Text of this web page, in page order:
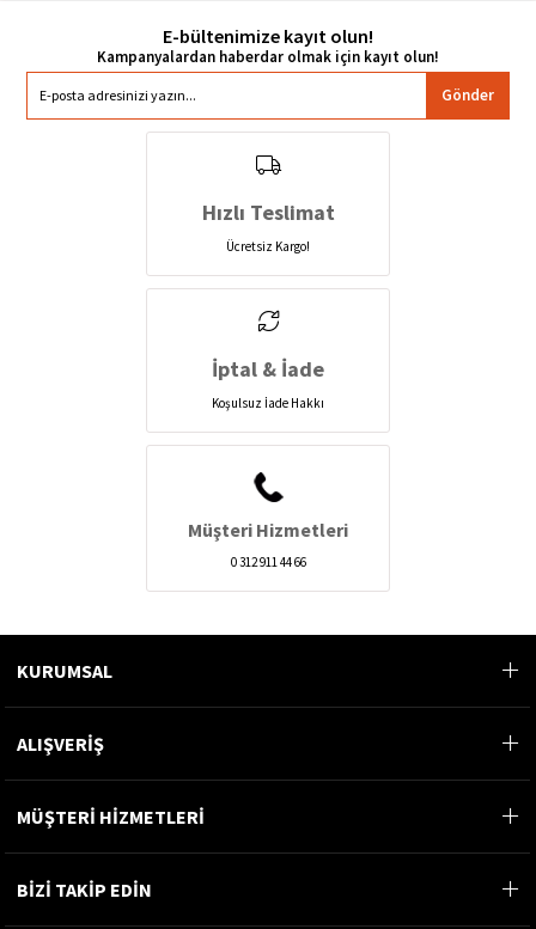
E-bültenimize kayıt olun!
Gönder
Hızlı Teslimat
Ücretsiz Kargo!
İptal & İade
Koşulsuz İade Hakkı
Müşteri Hizmetleri
0 312 911 44 66
KURUMSAL
ALIŞVERİŞ
MÜŞTERİ HİZMETLERİ
BİZİ TAKİP EDİN